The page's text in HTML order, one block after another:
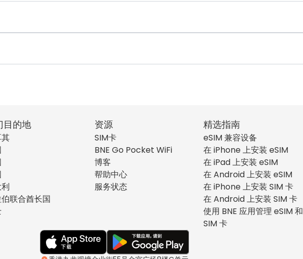
目的地
联合酋长国
资源
SIM卡
BNE Go Pocket WiFi
博客
帮助中心
服务状态
精选指南
eSIM 兼容设备
在 iPhone 上安装 eSIM
在 iPad 上安装 eSIM
在 Android 上安装 eSIM
在 iPhone 上安装 SIM 卡
在 Android 上安装 SIM 卡
使用 BNE 应用管理 eSIM 和
SIM 卡